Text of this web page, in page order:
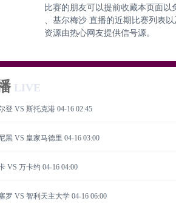
比赛的朋友可以提前收藏本页面
、基尔梅沙 直播的近期比赛列表
资源由热心网友提供信号源。
LIVE
登 VS 斯托克港 04-16 02:45
黑 VS 皇家马德里 04-16 03:00
VS 万卡约 04-16 04:00
罗 VS 智利天主大学 04-16 06:00